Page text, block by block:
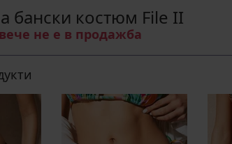
бански костюм File II
не е в продажба